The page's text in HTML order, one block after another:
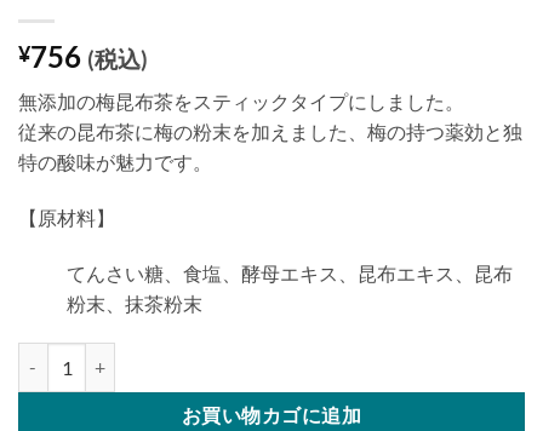
¥756 (税込)
無添加の梅昆布茶をスティックタイプにしました。
従来の昆布茶に梅の粉末を加えました、梅の持つ薬効と独
特の酸味が魅力です。
【原材料】
てんさい糖、食塩、酵母エキス、昆布エキス、昆布
粉末、抹茶粉末
お買い物カゴに追加